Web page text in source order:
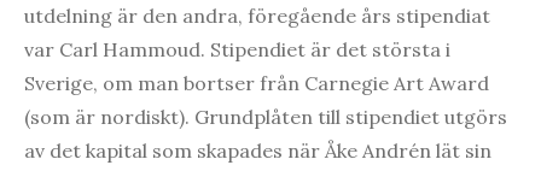
utdelning är den andra, föregående års stipendiat
var Carl Hammoud. Stipendiet är det största i
Sverige, om man bortser från Carnegie Art Award
(som är nordiskt). Grundplåten till stipendiet utgörs
av det kapital som skapades när Åke Andrén lät sin